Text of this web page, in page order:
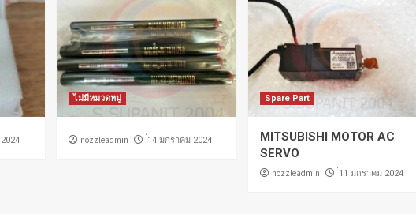
ไม่มีหมวดหมู่
nozzleadmin ่14 มกราคม 2024
Spare Part
MITSUBISHI MOTOR AC
SERVO
nozzleadmin ่11 มกราคม 2024